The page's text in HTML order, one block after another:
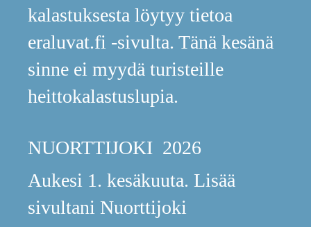
kalastuksesta löytyy tietoa
eraluvat.fi -sivulta. Tänä kesänä
sinne ei myydä turisteille
heittokalastuslupia.
NUORTTIJOKI 2026
Aukesi 1. kesäkuuta. Lisää
sivultani Nuorttijoki